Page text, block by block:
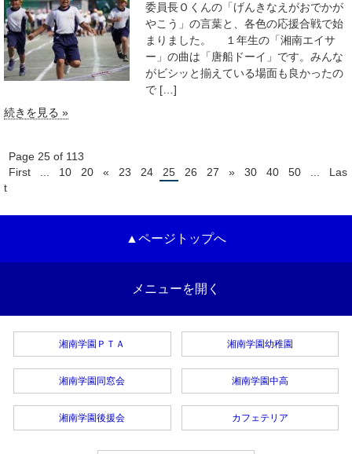
委員長Ｏくんの「げんきなえがおでかが
やこう」の言葉と、各色の応援合戦で始
まりました。 １年生の「湘南エイサ
ー」の曲は「唐船ドーイ」です。みんな
がビシッと揃えている場面も良かったの
で […]
続きを見る »
Page 25 of 113
First
10 20 « 23 24 25 26 27 » 30 40 50
Las
t
▲ページトップへ
メニューを開く
湘南学園ＰＴＡ
湘南学園同窓会
湘南学園後援会
湘南学園幼稚園
湘南学園中高
カフェテリア